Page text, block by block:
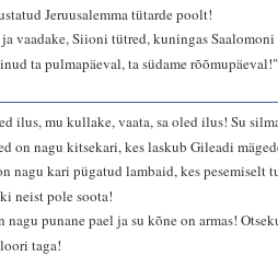
Jeruusalemma tütarde poolt!
vaadake, Siioni tütred, kuningas
ta pulmapäeval, ta südame rõõmupäeval!"
ilus, mu kullake, vaata, sa oled ilus! Su
on nagu kitsekari, kes laskub Gileadi
nagu kari pügatud lambaid, kes
neist pole soota!
nagu punane pael ja su kõne on armas!
taga!